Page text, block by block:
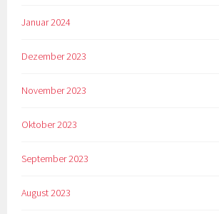
Januar 2024
Dezember 2023
November 2023
Oktober 2023
September 2023
August 2023